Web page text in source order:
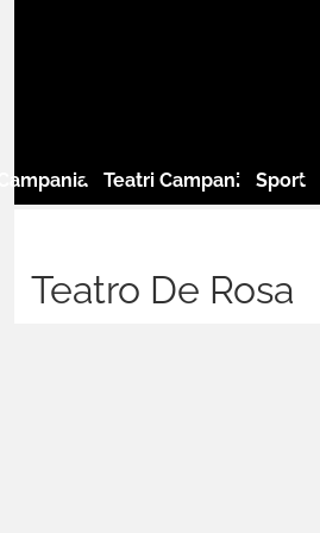
Teatri Campani Sport
Teatro De Rosa